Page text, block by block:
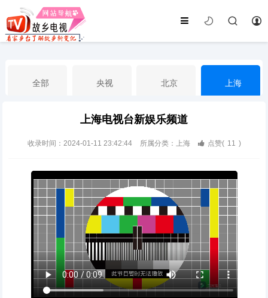
全部 央视 北京 上海
山东 江苏
辽宁 内蒙古 山西 陕西
上海电视台新娱乐频道
收录时间：2024-01-11 23:42:44 所属分类：上海 点赞( 11 )